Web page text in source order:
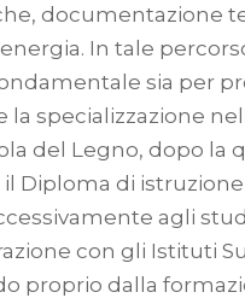
documentazione
In tale
sia per
specializzazione
del Legno, dopo la
Diploma di istruzione
agli
con gli Istituti
proprio dalla